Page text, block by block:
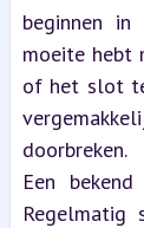
beginnen
moeite hebt
of het slot
doorbreken.
Een
Regelmatig